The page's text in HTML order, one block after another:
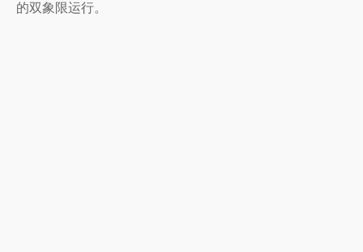
的双象限运行。